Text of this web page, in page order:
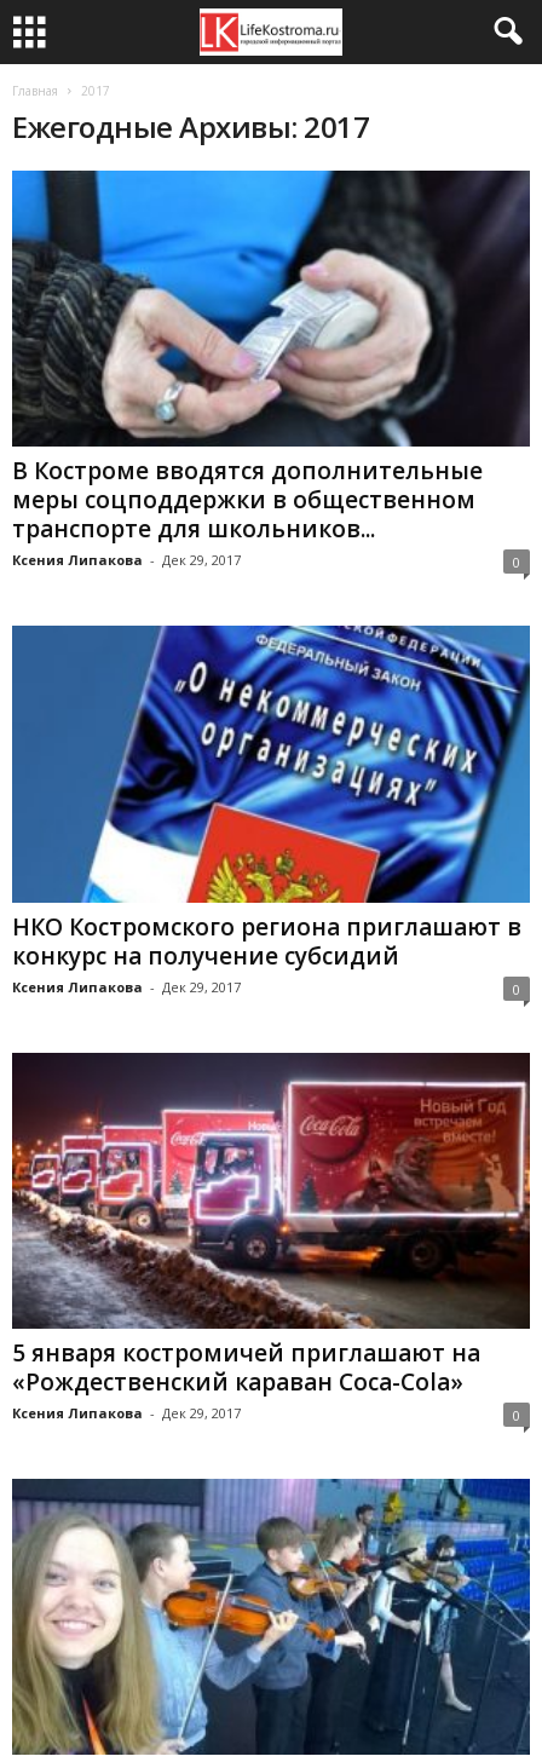
Главная 2017
Ежегодные Архивы: 2017
В Костроме вводятся дополнительные
меры соцподдержки в общественном
транспорте для школьников...
Ксения Липакова - Дек 29, 2017 0
НКО Костромского региона приглашают в
конкурс на получение субсидий
Ксения Липакова - Дек 29, 2017 0
5 января костромичей приглашают на
«Рождественский караван Coca-Cola»
Ксения Липакова - Дек 29, 2017 0